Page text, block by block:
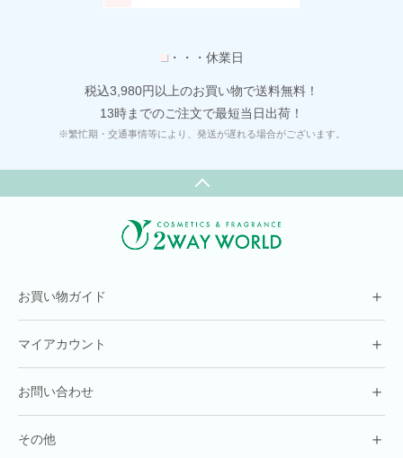
■ ・・・休業日
税込3,980円以上のお買い物で送料無料！
13時までのご注文で最短当日出荷！
※繁忙期・交通事情等により、発送が遅れる場合がございます。
お買い物ガイド ＋
マイアカウント ＋
お問い合わせ ＋
その他 ＋